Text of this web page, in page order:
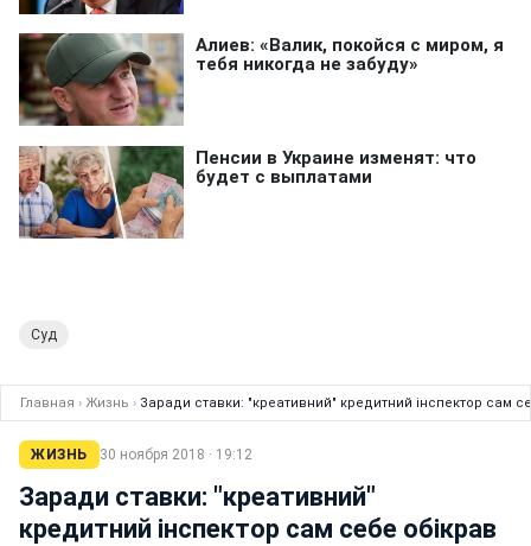
Суд
Главная › Жизнь › Заради ставки: "креативний" кредитний інспектор сам
ЖИЗНЬ 30 ноября 2018 · 19:12
Заради ставки: "креативний"
кредитний інспектор сам себе обікрав